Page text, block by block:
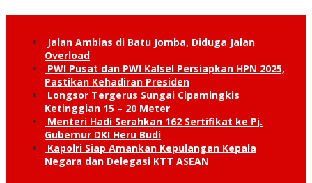
Jalan Amblas di Batu Jomba, Diduga Jalan
Overload
PWI Pusat dan PWI Kalsel Persiapkan HPN 2025,
Pastikan Kehadiran Presiden
Longsor Tergerus Sungai Cipamingkis
Ketinggian 15 – 20 Meter
Menteri Hadi Serahkan 162 Sertifikat ke Pj.
Gubernur DKI Heru Budi
Kapolri Siap Amankan Kepulangan Kepala
Negara dan Delegasi KTT ASEAN